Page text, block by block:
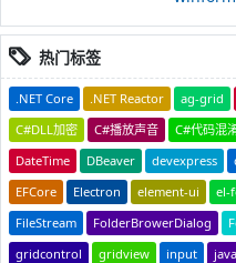
热门标签
.NET Core .NET Reactor ag-grid
C#DLL加密
C#播放声音 C#代码混
DateTime
DBeaver devexpress
EFCore
Electron element-ui el-
FileStream
FolderBrowerDialog
gridcontrol
gridview input